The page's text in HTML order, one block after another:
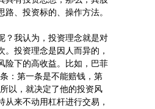
、投资标的、操作方法。
我认为，投资理念就是对
投资理念是因人而异的，
险下的高收益。比如，巴菲
：第一条是不能赔钱，第
以，就决定了他的投资风
来不动用杠杆进行交易，